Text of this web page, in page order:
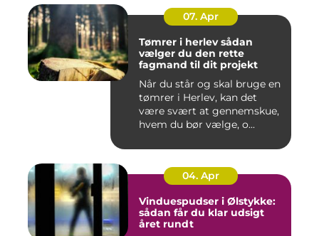
07. Apr
Tømrer i herlev sådan
vælger du den rette
fagmand til dit projekt
Når du står og skal bruge en
tømrer i Herlev, kan det
være svært at gennemskue,
hvem du bør vælge, o...
04. Apr
Vinduespudser i Ølstykke:
sådan får du klar udsigt
året rundt